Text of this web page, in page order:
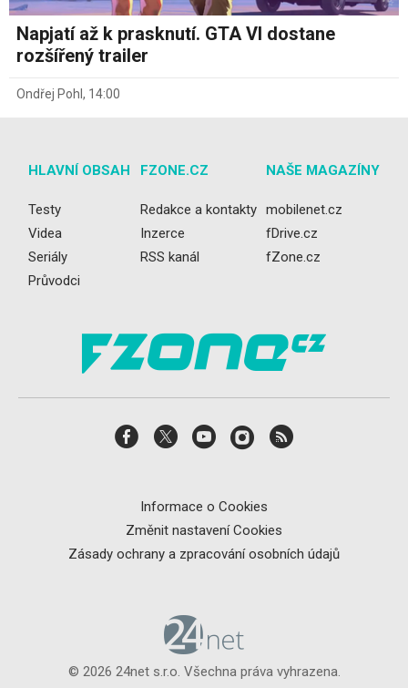
Napjatí až k prasknutí. GTA VI dostane
rozšířený trailer
Ondřej Pohl , 14:00
HLAVNÍ OBSAH
Testy
Videa
Seriály
Průvodci
FZONE.CZ
Redakce a kontakty
Inzerce
RSS kanál
NAŠE MAGAZÍNY
mobilenet.cz
fDrive.cz
fZone.cz
Informace o Cookies
Změnit nastavení Cookies
Zásady ochrany a zpracování osobních údajů
© 2026 24net s.r.o. Všechna práva vyhrazena.